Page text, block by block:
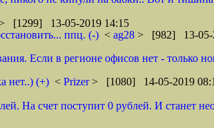
[1299] 13-05-2019 14:15
ппц. (-) < ag28 > [982] 13-05-
Если в регионе офисов нет - только
нет..) (+) < Prizer> [1080] 14-05-2019
На счет поступит 0 рублей. И станет